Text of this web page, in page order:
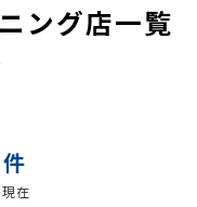
ング店一覧
件
在